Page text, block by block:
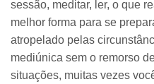
sessão, meditar, ler, o que
melhor forma para se
atropelado pelas
mediúnica sem o remorso
situações, muitas vezes